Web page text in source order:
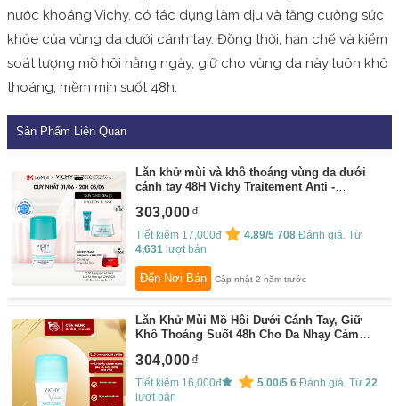
nước khoáng Vichy, có tác dụng làm dịu và tăng cường sức
khỏe của vùng da dưới cánh tay. Đồng thời, hạn chế và kiểm
soát lượng mồ hôi hằng ngày, giữ cho vùng da này luôn khô
thoáng, mềm mịn suốt 48h.
Sản Phẩm Liên Quan
Lăn khử mùi và khô thoáng vùng da dưới
cánh tay 48H Vichy Traitement Anti -
303,000
Tiết kiệm 17,000đ 4.89/5 708 Đánh giá. Từ
4,631 lượt bán
Đến Nơi Bán Cập nhật 2 năm trước
Lăn Khử Mùi Mồ Hôi Dưới Cánh Tay, Giữ
Khô Thoáng Suốt 48h Cho Da Nhạy Cảm
(Che tên sản phẩm khi giao hàng)
Giới Skin Food
304,000
Tiết kiệm 16,000đ 5.00/5 6 Đánh giá. Từ22
lượt bán